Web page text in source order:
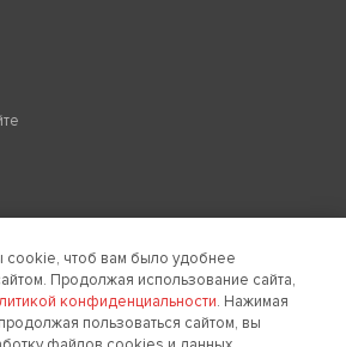
чтоб вам было удобнее
Продолжая использование сайта,
конфиденциальности. Нажимая
пользоваться сайтом, вы